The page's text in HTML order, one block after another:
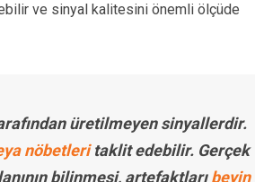
ve sinyal kalitesini önemli ölçüde
üretilmeyen sinyallerdir.
nöbetleritaklit edebilir. Gerçek
bilinmesi, artefaktlarıbeyin